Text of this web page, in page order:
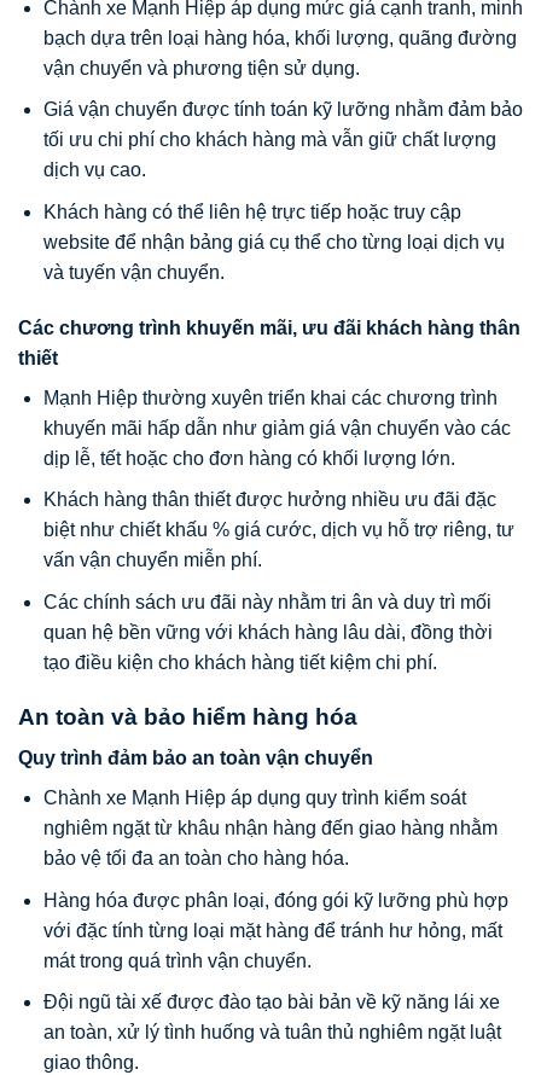
Chành xe Mạnh Hiệp áp dụng mức giá cạnh tranh, minh
bạch dựa trên loại hàng hóa, khối lượng, quãng đường
vận chuyển và phương tiện sử dụng.
Giá vận chuyển được tính toán kỹ lưỡng nhằm đảm bảo
tối ưu chi phí cho khách hàng mà vẫn giữ chất lượng
dịch vụ cao.
Khách hàng có thể liên hệ trực tiếp hoặc truy cập
website để nhận bảng giá cụ thể cho từng loại dịch vụ
và tuyến vận chuyển.
Các chương trình khuyến mãi, ưu đãi khách hàng thân
thiết
Mạnh Hiệp thường xuyên triển khai các chương trình
khuyến mãi hấp dẫn như giảm giá vận chuyển vào các
dịp lễ, tết hoặc cho đơn hàng có khối lượng lớn.
Khách hàng thân thiết được hưởng nhiều ưu đãi đặc
biệt như chiết khấu % giá cước, dịch vụ hỗ trợ riêng, tư
vấn vận chuyển miễn phí.
Các chính sách ưu đãi này nhằm tri ân và duy trì mối
quan hệ bền vững với khách hàng lâu dài, đồng thời
tạo điều kiện cho khách hàng tiết kiệm chi phí.
An toàn và bảo hiểm hàng hóa
Quy trình đảm bảo an toàn vận chuyển
Chành xe Mạnh Hiệp áp dụng quy trình kiểm soát
nghiêm ngặt từ khâu nhận hàng đến giao hàng nhằm
bảo vệ tối đa an toàn cho hàng hóa.
Hàng hóa được phân loại, đóng gói kỹ lưỡng phù hợp
với đặc tính từng loại mặt hàng để tránh hư hỏng, mất
mát trong quá trình vận chuyển.
Đội ngũ tài xế được đào tạo bài bản về kỹ năng lái xe
an toàn, xử lý tình huống và tuân thủ nghiêm ngặt luật
giao thông.